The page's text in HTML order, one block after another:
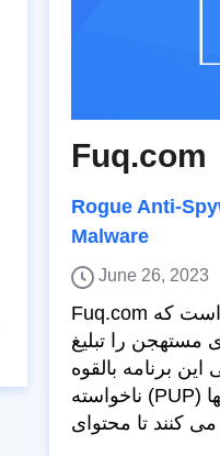
Fuq.com
Rogue Anti-
Malware
June 26, 2023
Fuq.com یک برنامه تبلیغاتی است که
مستهجن را تبلیغ
برنامه بالقوه
ناخواسته (PUP) بسیار تهاجمی هستند. آنها